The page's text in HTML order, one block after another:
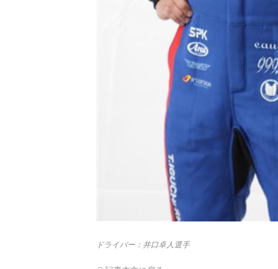
ドライバー：井口卓人選手